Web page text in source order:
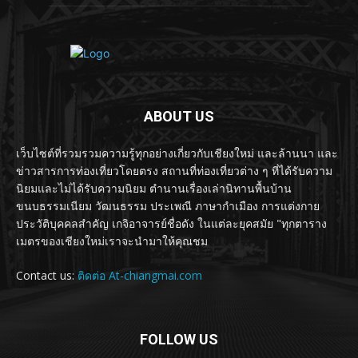
ABOUT US
เว็บไซต์ที่รวมรวมความรู้ทุกอย่างเกี่ยวกับเชียงใหม่ และล้านนา และ
ข่าวสารการท่องเที่ยวโดยตรง สถานที่ท่องเที่ยวต่าง ๆ ที่ได้รับความ
นิยมและไม่ได้รับความนิยม ตำนานเรื่องเล่านิทานพื้นบ้าน
ขนบธรรมเนียม วัฒนธรรม ประเพณี ภาษากำเมือง การแต่งกาย
ประวัติบุคคลสำคัญ เกจิอาจารย์ชื่อดัง ในแต่ละยุคสมัย "ทุกตาราง
เมตรของเชียงใหม่เราจะนำมาให้คุณชม
Contact us: ติดต่อ At-chiangmai.com
FOLLOW US